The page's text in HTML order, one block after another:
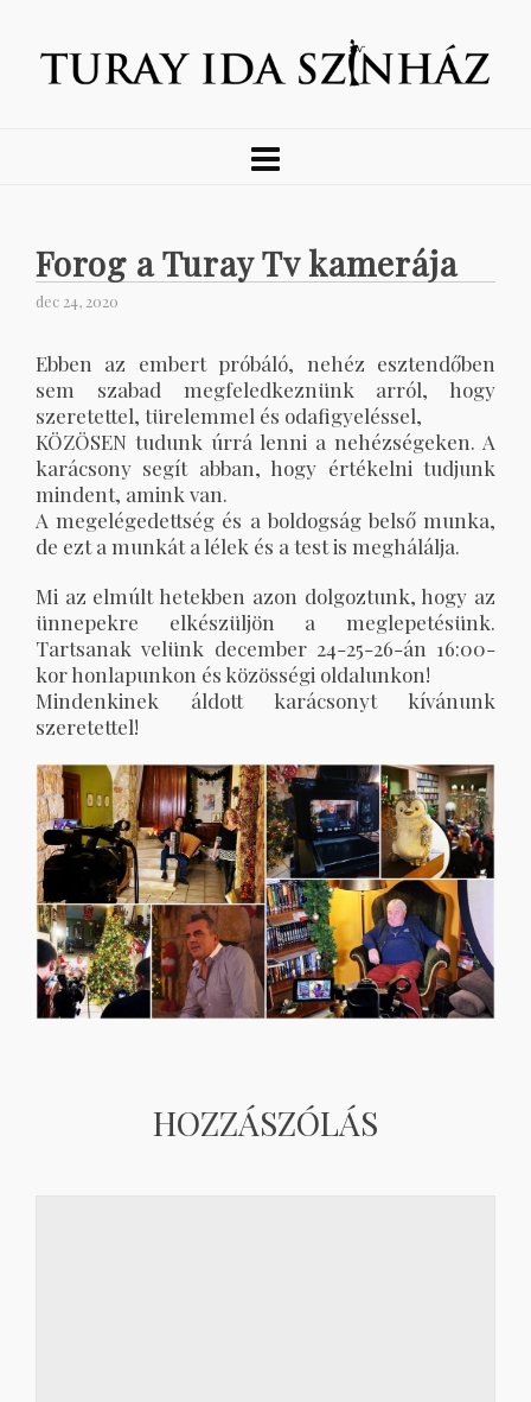
Forog a Turay Tv kamerája
dec 24, 2020
Ebben az embert próbáló, nehéz esztendőben
sem szabad megfeledkeznünk arról, hogy
szeretettel, türelemmel és odafigyeléssel,
KÖZÖSEN tudunk úrrá lenni a nehézségeken. A
karácsony segít abban, hogy értékelni tudjunk
mindent, amink van.
A megelégedettség és a boldogság belső munka,
de ezt a munkát a lélek és a test is meghálálja.
Mi az elmúlt hetekben azon dolgoztunk, hogy az
ünnepekre elkészüljön a meglepetésünk.
Tartsanak velünk december 24-25-26-án 16:00-
kor honlapunkon és közösségi oldalunkon!
Mindenkinek áldott karácsonyt kívánunk
szeretettel!
HOZZÁSZÓLÁS